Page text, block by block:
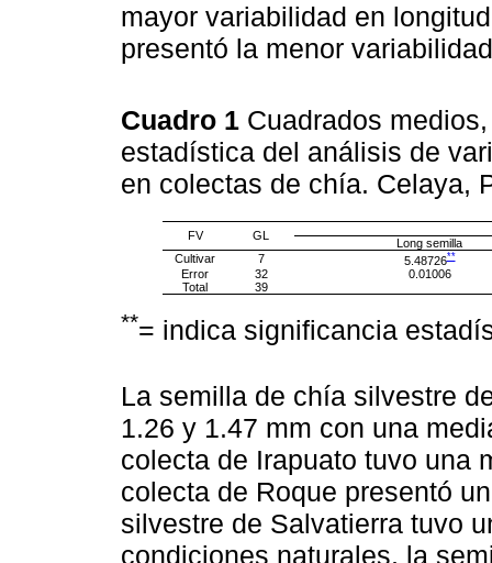
mayor variabilidad en
presentó la menor
Cuadro 1 Cuadrados
estadística del análisis de
en colectas de chía. Celaya,
FV GL
Long semilla
Cultivar
7 5.48726**
Error 32
0.01006
Total
39
**= indica significancia
La semilla de chía silvestre
1.26 y 1.47 mm con una
colecta de Irapuato tuvo una
colecta de Roque presentó
silvestre de Salvatierra tuvo
condiciones naturales, la